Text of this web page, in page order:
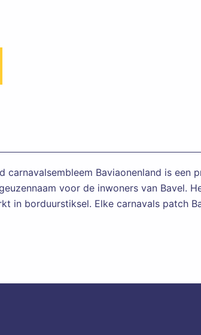
Baviaonenland is een
voor de inwoners van Bavel.
in borduurstiksel. Elke carnavals patch